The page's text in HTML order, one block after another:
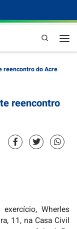
Pesquisa
reencontro do Acre
reencontro
Wherles
11, na Casa Civil